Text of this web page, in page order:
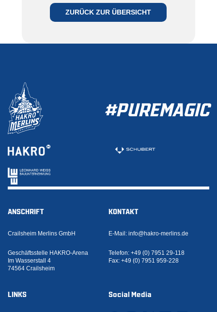
WERDEN
ZURÜCK ZUR ÜBERSICHT
#PUREMAGIC
ANSCHRIFT
Crailsheim Merlins GmbH
Geschäftsstelle HAKRO-Arena
Im Wasserstall 4
74564 Crailsheim
KONTAKT
E-Mail: info@hakro-merlins.de
Telefon: +49 (0) 7951 29-118
Fax: +49 (0) 7951 959-228
LINKS Social Media